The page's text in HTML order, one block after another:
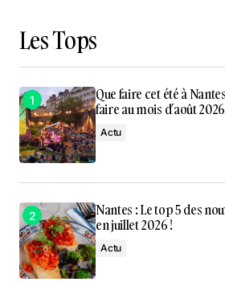
Les Tops
Que faire cet été à
faire au mois d’août
Actu
Nantes : Le top 5 des
en juillet 2026 !
Actu